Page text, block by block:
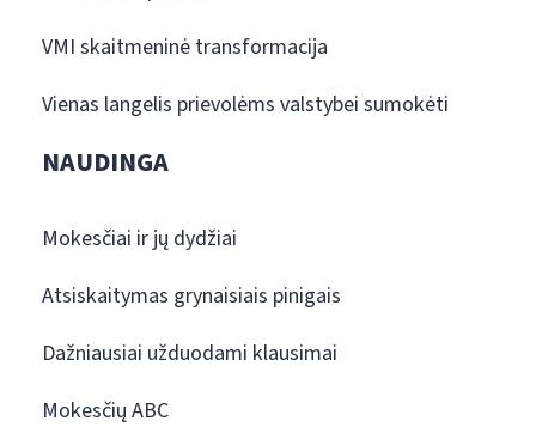
VMI skaitmeninė transformacija
Vienas langelis prievolėms valstybei sumokėti
NAUDINGA
Mokesčiai ir jų dydžiai
Atsiskaitymas grynaisiais pinigais
Dažniausiai užduodami klausimai
Mokesčių ABC